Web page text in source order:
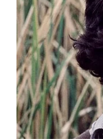
INFRASTRUKTUR
WAHANA
KONSUMEN
WAHANA
LISTRIK